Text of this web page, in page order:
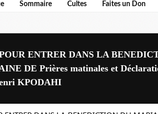
Sommaire Cultes Faites un Don
ENTRER DANS LA
DE Prières matinales et
KPODAHI